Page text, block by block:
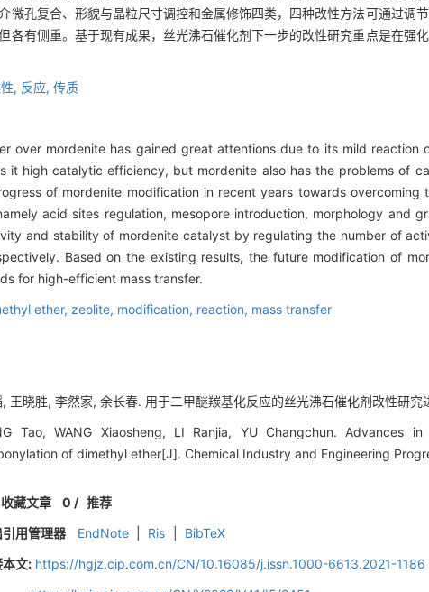
微孔复合、形貌与晶粒尺寸调控和金属修饰四类，四种改性方法可通过调
各有侧重。基于现有成果，丝光沸石催化剂下一步的改性研究重点是在强
, 反应, 传质
over mordenite has gained great attentions due to its mild
it high catalytic efficiency, but mordenite also has the problems of
of mordenite modification in recent years towards
acid sites regulation, mesopore introduction, morphology and
and stability of mordenite catalyst by regulating the number of
Based on the existing results, the future modification of
for high-efficient mass transfer.
ether, zeolite, modification, reaction, mass transfer
, 王晓胜, 李然家, 余长春. 用于二甲醚羰基化反应的丝光沸石催化剂改性研
Tao, WANG Xiaosheng, LI Ranjia, YU Changchun.
of dimethyl ether[J]. Chemical Industry and Engineering
收藏文章 0 / 推荐
引用管理器
EndNote Ris
BibTeX
本文: https://hgjz.cip.com.cn/CN/10.16085/j.issn.1000-6613.2021-1186